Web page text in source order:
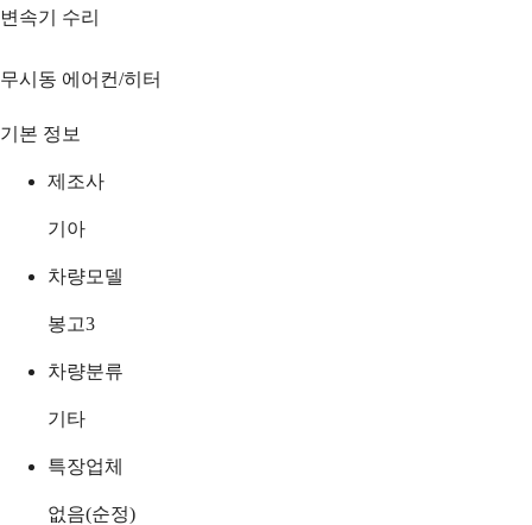
변속기 수리
무시동 에어컨/히터
기본 정보
제조사
기아
차량모델
봉고3
차량분류
기타
특장업체
없음(순정)